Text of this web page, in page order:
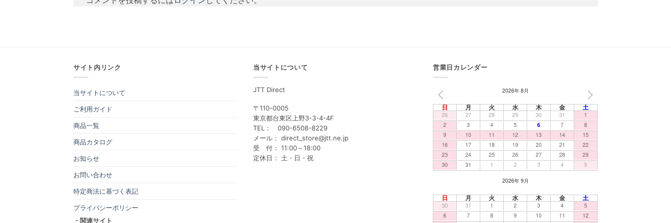
サイト内リンク
当サイトについて
ご利用ガイド
商品一覧
商品カタログ
お知らせ
お問い合わせ
特定商法に基づく表記
プライバシーポリシー
・関連サイト
当サイトについて
JTT Direct
〒110-0005
東京都台東区上野3-3-4-4F
TEL： 090-6508-8229
メール： direct_store@jtt.ne.jp
受 付： 11:00～18:00
定休日： 土・日・祝
営業日カレンダー
2026年 8月
日 月 火 水 木 金 土
26 27 28 29 30 31
1
2
3 4 5 6 7
8
9
10 11 12 13 14
15
16
17 18 19 20 21
22
23
24 25 26 27 28
29
30
31 1 2 3 4 5
2026年 9月
日 月 火 水 木 金 土
30 31 1 2 3 4
5
6
7 8 9 10 11
12